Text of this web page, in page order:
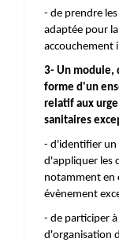
- de prendre
adaptée pour
accouchement
3- Un module,
forme d'un
relatif aux
sanitaires
- d'identifier un
d'appliquer les
notamment en
évènement
- de participer
d'organisation